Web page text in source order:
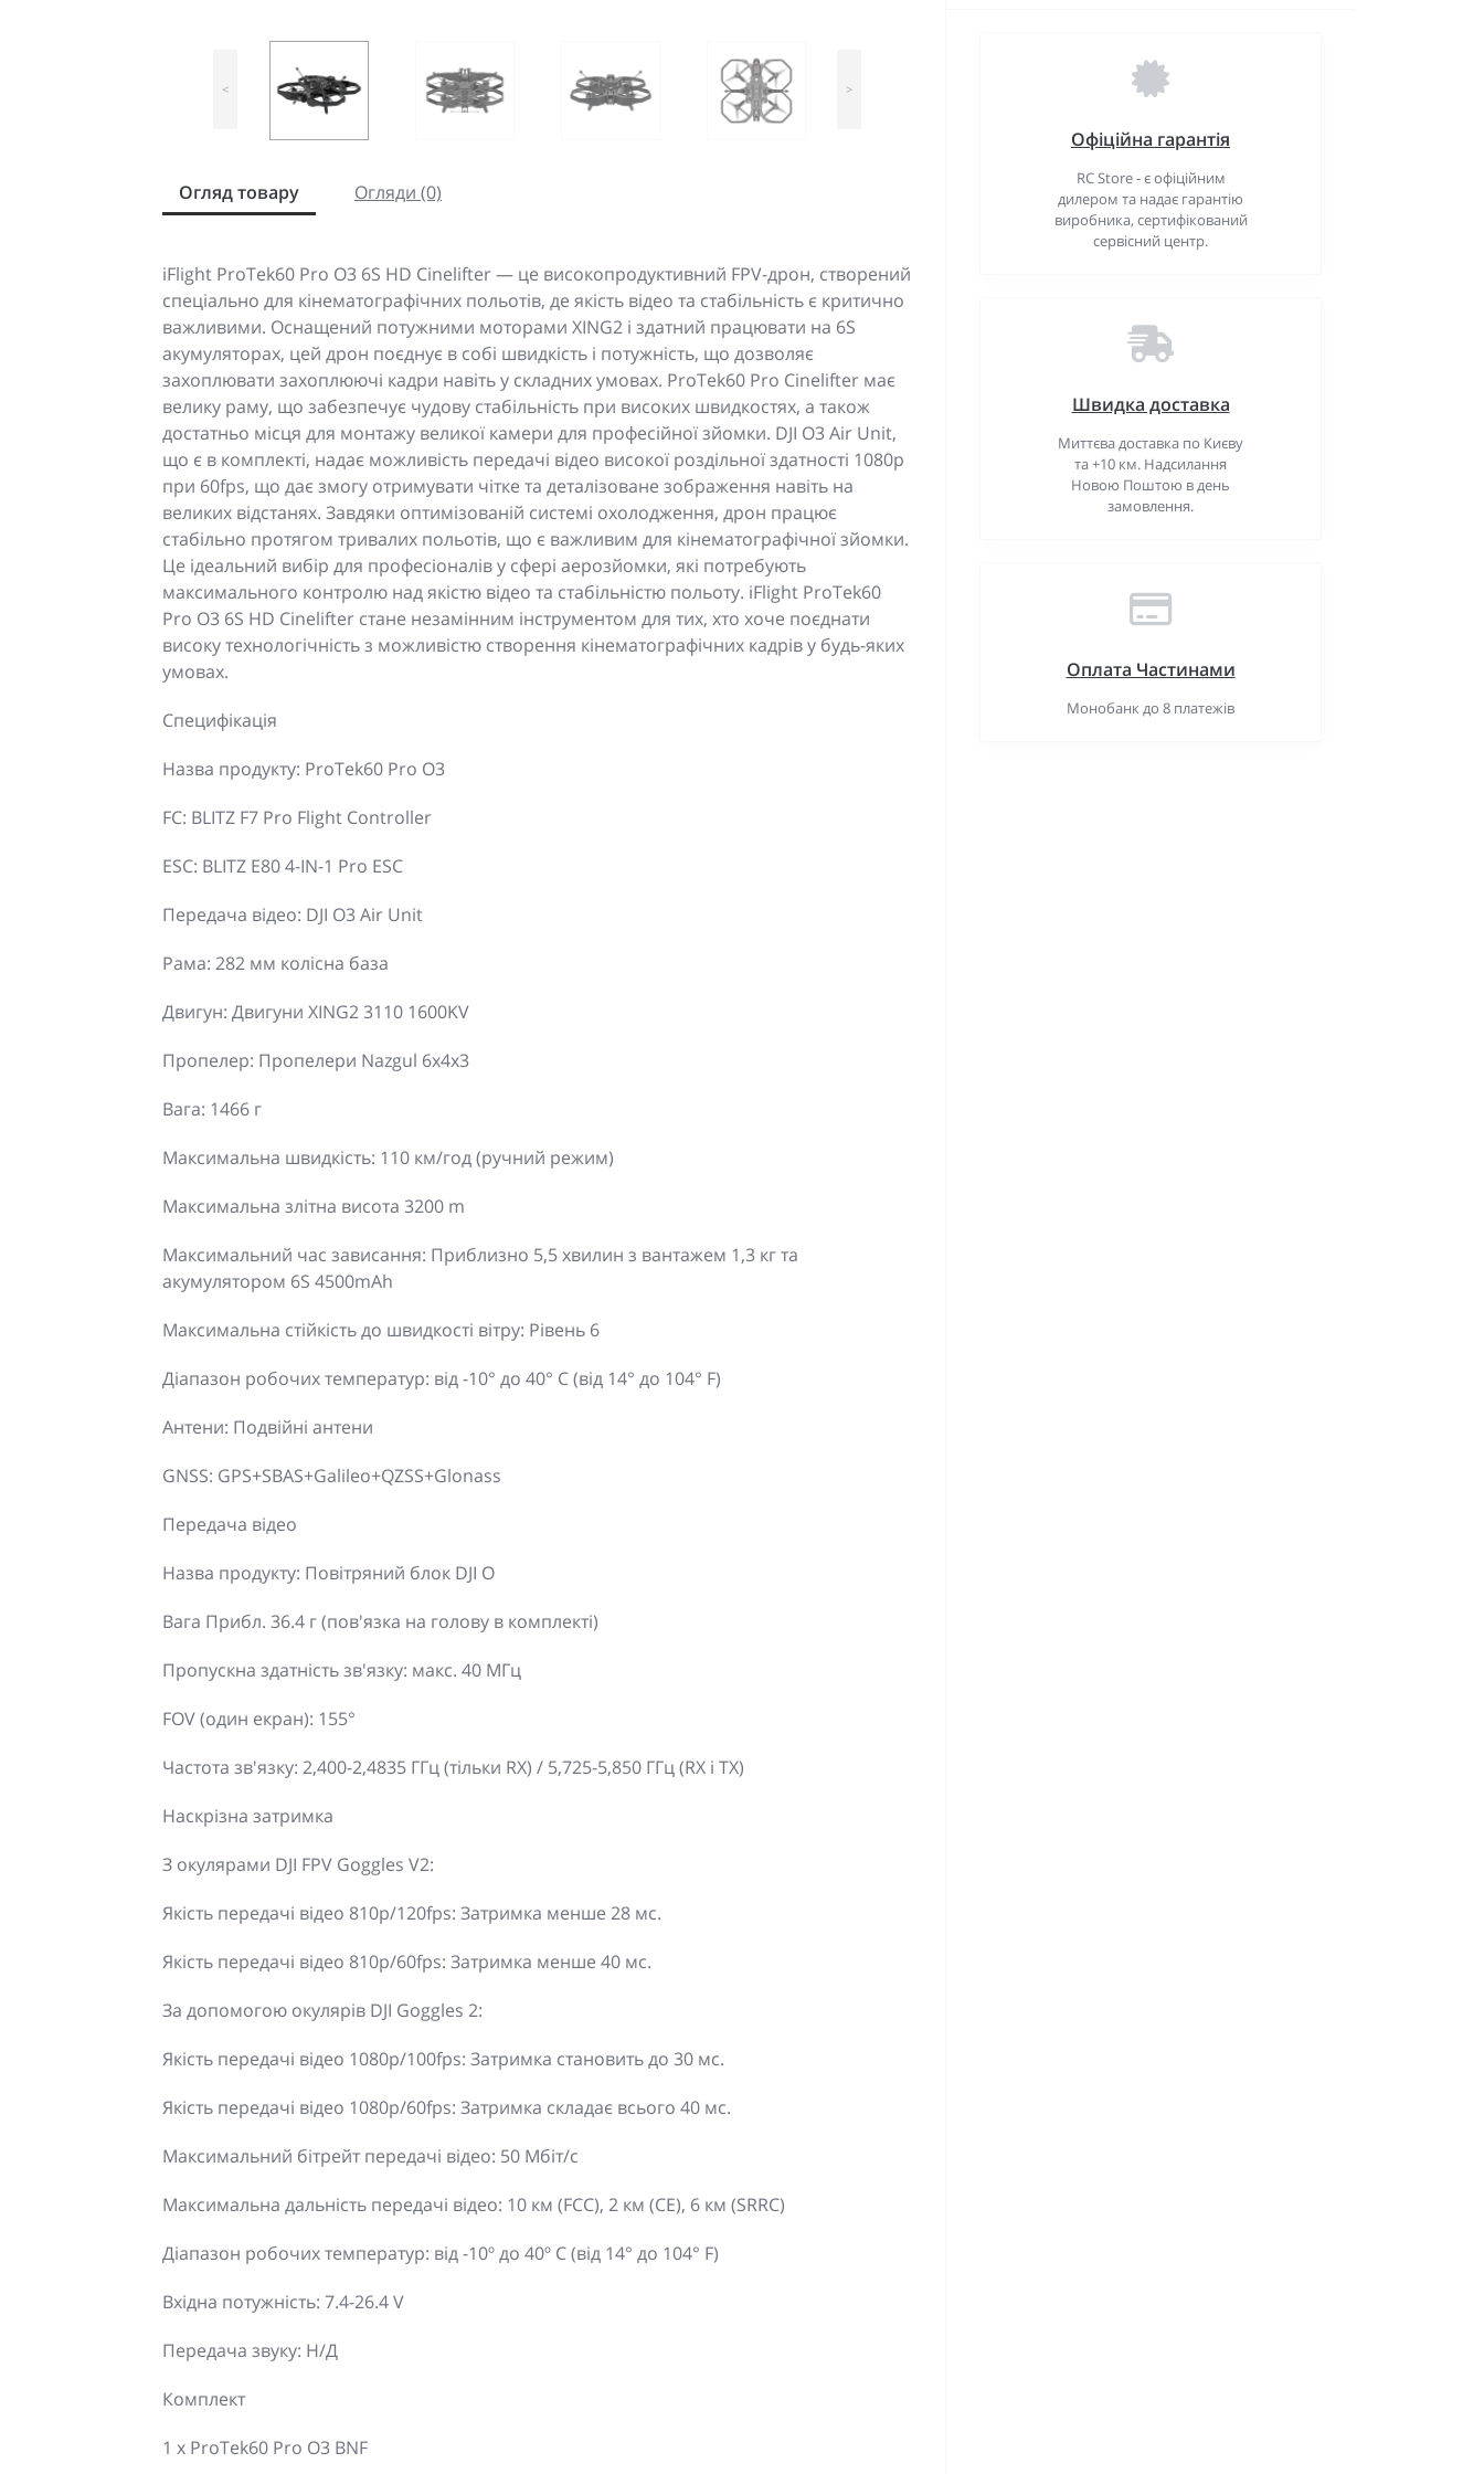
< >
Огляд товару Огляди (0)
iFlight ProTek60 Pro O3 6S HD Cinelifter — це високопродуктивний FPV-дрон, створений
спеціально для кінематографічних польотів, де якість відео та стабільність є критично
важливими. Оснащений потужними моторами XING2 і здатний працювати на 6S
акумуляторах, цей дрон поєднує в собі швидкість і потужність, що дозволяє
захоплювати захоплюючі кадри навіть у складних умовах. ProTek60 Pro Cinelifter має
велику раму, що забезпечує чудову стабільність при високих швидкостях, а також
достатньо місця для монтажу великої камери для професійної зйомки. DJI O3 Air Unit,
що є в комплекті, надає можливість передачі відео високої роздільної здатності 1080p
при 60fps, що дає змогу отримувати чітке та деталізоване зображення навіть на
великих відстанях. Завдяки оптимізованій системі охолодження, дрон працює
стабільно протягом тривалих польотів, що є важливим для кінематографічної зйомки.
Це ідеальний вибір для професіоналів у сфері аерозйомки, які потребують
максимального контролю над якістю відео та стабільністю польоту. iFlight ProTek60
Pro O3 6S HD Cinelifter стане незамінним інструментом для тих, хто хоче поєднати
високу технологічність з можливістю створення кінематографічних кадрів у будь-яких
умовах.
Специфікація
Назва продукту: ProTek60 Pro O3
FC: BLITZ F7 Pro Flight Controller
ESC: BLITZ E80 4-IN-1 Pro ESC
Передача відео: DJI O3 Air Unit
Рама: 282 мм колісна база
Двигун: Двигуни XING2 3110 1600KV
Пропелер: Пропелери Nazgul 6x4x3
Вага: 1466 г
Максимальна швидкість: 110 км/год (ручний режим)
Максимальна злітна висота 3200 m
Максимальний час зависання: Приблизно 5,5 хвилин з вантажем 1,3 кг та
акумулятором 6S 4500mAh
Максимальна стійкість до швидкості вітру: Рівень 6
Діапазон робочих температур: від -10° до 40° C (від 14° до 104° F)
Антени: Подвійні антени
GNSS: GPS+SBAS+Galileo+QZSS+Glonass
Передача відео
Назва продукту: Повітряний блок DJI O
Вага Прибл. 36.4 г (пов'язка на голову в комплекті)
Пропускна здатність зв'язку: макс. 40 МГц
FOV (один екран): 155°
Частота зв'язку: 2,400-2,4835 ГГц (тільки RX) / 5,725-5,850 ГГц (RX і TX)
Наскрізна затримка
З окулярами DJI FPV Goggles V2:
Якість передачі відео 810p/120fps: Затримка менше 28 мс.
Якість передачі відео 810p/60fps: Затримка менше 40 мс.
За допомогою окулярів DJI Goggles 2:
Якість передачі відео 1080p/100fps: Затримка становить до 30 мс.
Якість передачі відео 1080p/60fps: Затримка складає всього 40 мс.
Максимальний бітрейт передачі відео: 50 Мбіт/с
Максимальна дальність передачі відео: 10 км (FCC), 2 км (CE), 6 км (SRRC)
Діапазон робочих температур: від -10º до 40º C (від 14° до 104° F)
Вхідна потужність: 7.4-26.4 V
Передача звуку: Н/Д
Комплект
1 x ProTek60 Pro O3 BNF
Офіційна гарантія
RC Store - є офіційним
дилером та надає гарантію
виробника, сертифікований
сервісний центр.
Швидка доставка
Миттєва доставка по Києву
та +10 км. Надсилання
Новою Поштою в день
замовлення.
Оплата Частинами
Монобанк до 8 платежів